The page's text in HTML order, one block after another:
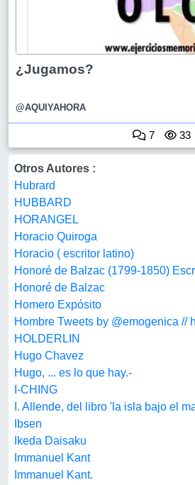
¿Jugamos?
@AQUIYAHORA
7 33
Otros Autores :
Hubrard
HUBBARD
HORANGEL
Horacio Quiroga
Horacio ( escritor latino)
Honoré de Balzac (1799-1850)
Honoré de Balzac
Homero Expósito
Hombre Tweets by @emogenica //
HOLDERLIN
Hugo Chavez
Hugo, ... es lo que hay.-
I-CHING
I. Allende, del libro 'la isla bajo el
Ibsen
Ikeda Daisaku
Immanuel Kant
Immanuel Kant.